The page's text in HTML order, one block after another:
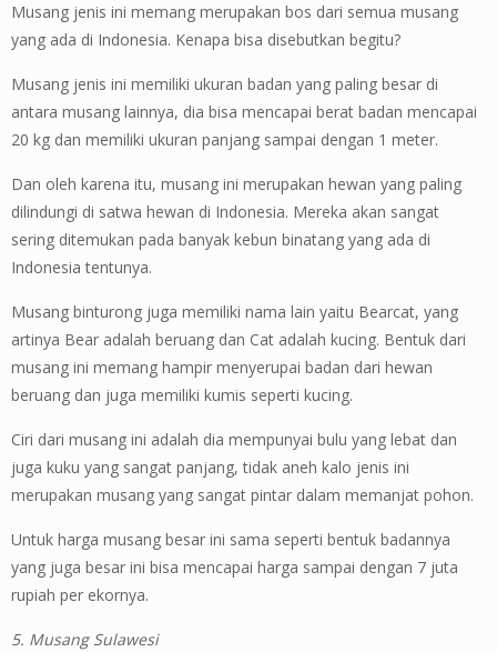
Musang jenis ini memang merupakan bos dari semua musang
yang ada di Indonesia. Kenapa bisa disebutkan begitu?
Musang jenis ini memiliki ukuran badan yang paling besar di
antara musang lainnya, dia bisa mencapai berat badan mencapai
20 kg dan memiliki ukuran panjang sampai dengan 1 meter.
Dan oleh karena itu, musang ini merupakan hewan yang paling
dilindungi di satwa hewan di Indonesia. Mereka akan sangat
sering ditemukan pada banyak kebun binatang yang ada di
Indonesia tentunya.
Musang binturong juga memiliki nama lain yaitu Bearcat, yang
artinya Bear adalah beruang dan Cat adalah kucing. Bentuk dari
musang ini memang hampir menyerupai badan dari hewan
beruang dan juga memiliki kumis seperti kucing.
Ciri dari musang ini adalah dia mempunyai bulu yang lebat dan
juga kuku yang sangat panjang, tidak aneh kalo jenis ini
merupakan musang yang sangat pintar dalam memanjat pohon.
Untuk harga musang besar ini sama seperti bentuk badannya
yang juga besar ini bisa mencapai harga sampai dengan 7 juta
rupiah per ekornya.
5. Musang Sulawesi